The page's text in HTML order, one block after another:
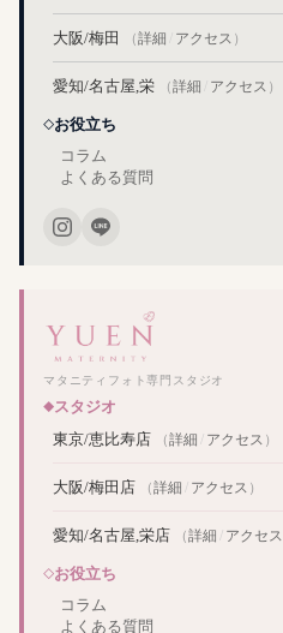
大阪/梅田 （詳細 アクセス ）
愛知/名古屋,栄 （詳細 アクセス ）
お役立ち
コラム
よくある質問
マタニティフォト専門スタジオ
スタジオ
東京/恵比寿店
（詳細 / アクセス ）
大阪/梅田店 （詳細 / アクセス ）
愛知/名古屋,栄店 （詳細 / アクセス
お役立ち
コラム
よくある質問